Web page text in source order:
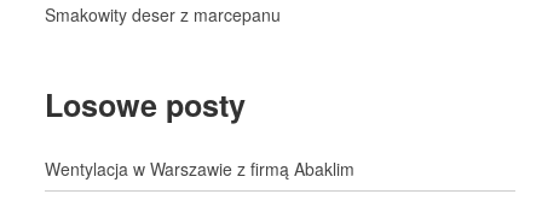
Smakowity deser z marcepanu
Losowe posty
Wentylacja w Warszawie z firmą Abaklim